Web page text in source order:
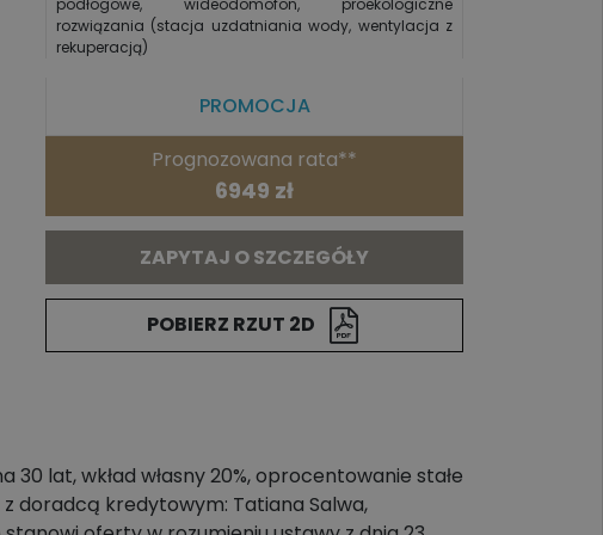
rozwiązania (stacja uzdatniania wody, wentylacja z
rekuperacją)
PROMOCJA
Prognozowana rata**
6949 zł
ZAPYTAJ O SZCZEGÓŁY
POBIERZ RZUT 2D
lat, wkład własny 20%, oprocentowanie stałe
z doradcą kredytowym: Tatiana Salwa,